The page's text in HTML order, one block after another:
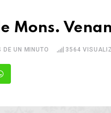
Mons.
DE UN MINUTO 3564